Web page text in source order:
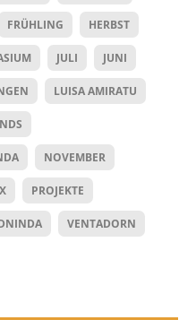
FRÜHLING HERBST
JULI JUNI
LUISA AMIRATU
NOVEMBER
PROJEKTE
VENTADORN